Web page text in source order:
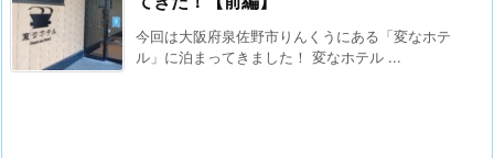
今回は大阪府泉佐野市りんくうにある「変なホテ
ル」に泊まってきました！ 変なホテル ...